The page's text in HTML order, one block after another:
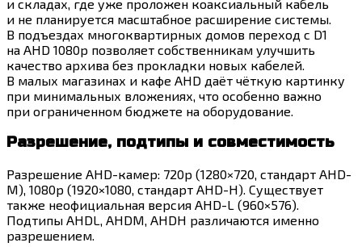
и складах, где уже проложен коаксиальный кабель
и не планируется масштабное расширение системы.
В подъездах многоквартирных домов переход с D1
на AHD 1080p позволяет собственникам улучшить
качество архива без прокладки новых кабелей.
В малых магазинах и кафе AHD даёт чёткую картинку
при минимальных вложениях, что особенно важно
при ограниченном бюджете на оборудование.
Разрешение, подтипы и совместимость
Разрешение AHD-камер: 720p (1280×720, стандарт AHD-
M), 1080p (1920×1080, стандарт AHD-H). Существует
также неофициальная версия AHD-L (960×576).
Подтипы AHDL, AHDM, AHDH различаются именно
разрешением.